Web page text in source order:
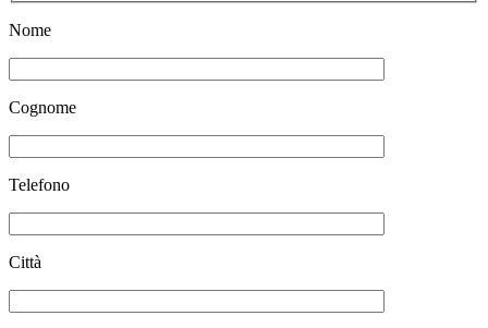
Nome
Cognome
Telefono
Città